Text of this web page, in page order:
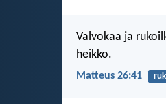
Valvokaa ja
heikko.
Matteus 26:41